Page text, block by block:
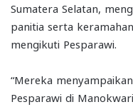
Sumatera Selatan,
panitia serta
mengikuti Pesparawi.
“Mereka
Pesparawi di